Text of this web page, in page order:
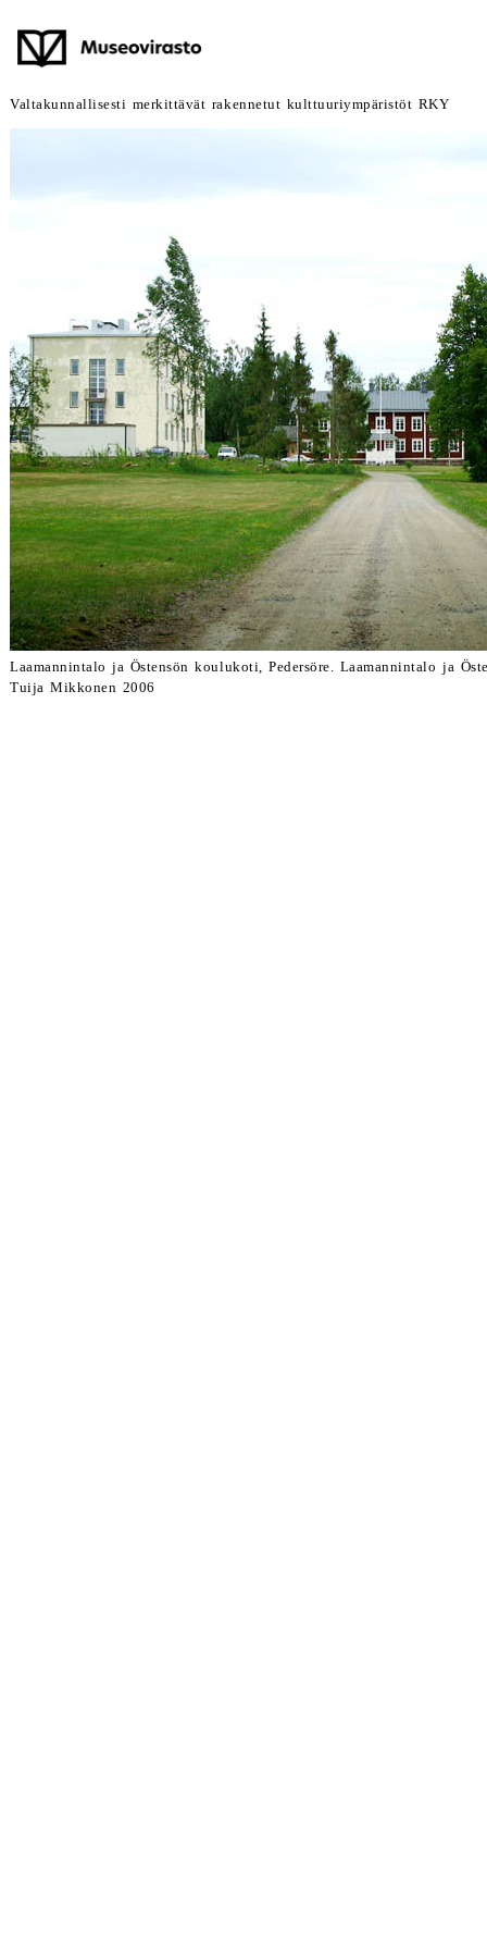
Valtakunnallisesti merkittävät rakennetut kulttuuriympäristöt RKY
Laamannintalo ja Östensön koulukoti, Pedersöre. Laamannintalo ja
Tuija Mikkonen 2006